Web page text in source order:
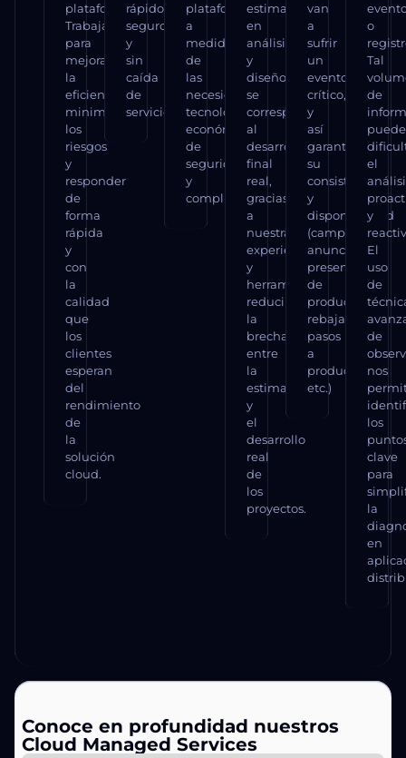
plataforma.
Trabajamos
para
mejorar
la
eficiencia,
minimizar
los
riesgos
y
responder
de
forma
rápida
y
con
la
calidad
que
los
clientes
esperan
del
rendimiento
de
la
solución
cloud.
rápidos,
seguros
y
sin
caída
de
servicio.
plataforma
a
medida
de
las
necesidades
tecnológicas,
económicas,
de
seguridad
y
compliance.
estimaciones
en
análisis
y
diseño
se
corresponden
al
desarrollo
final
real,
gracias
a
nuestra
experiencia
y
herramientas
reducimos
la
brecha
entre
la
estimación
y
el
desarrollo
real
de
los
proyectos.
van
a
sufrir
un
evento
crítico,
y
así
garantizar
su
consistencia
y
disponibilidad
(campañas,
anuncios,
presentación
de
producto,
rebajas,
pasos
a
producción,
etc.)
o
Tal
de
puede
el
y
El
uso
de
de
nos
los
clave
para
la
en
Conoce en profundidad nuestros
Cloud Managed Services